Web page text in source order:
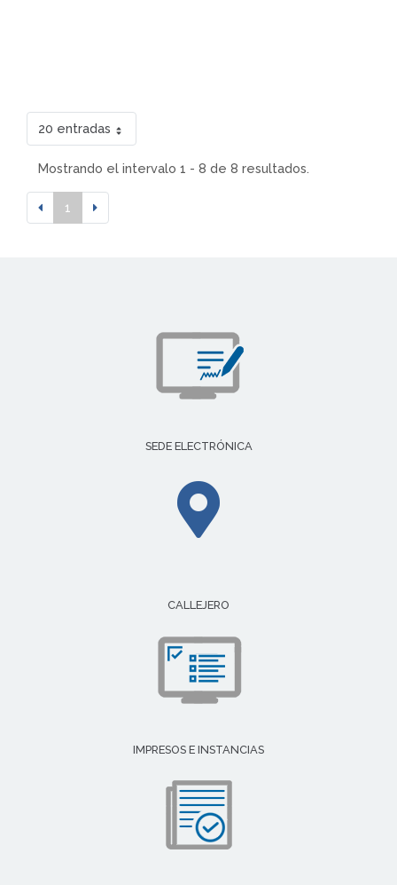
20 entradas
Mostrando el intervalo 1 - 8 de 8 resultados.
1
SEDE ELECTRÓNICA
CALLEJERO
IMPRESOS E INSTANCIAS